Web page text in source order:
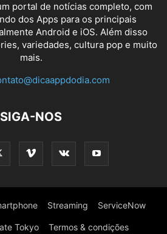
portal de notícias completo, com
dos Apps para os principais
Android e iOS. Além disso
variedades, cultura pop e muito
mais.
SIGA-NOS
Streaming ServiceNow
Tokyo Termos & condições